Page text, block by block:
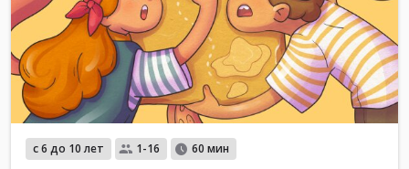
с 6 до 10 лет 1-16 60 мин